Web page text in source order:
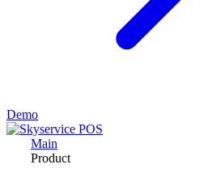
Demo
Main
Product